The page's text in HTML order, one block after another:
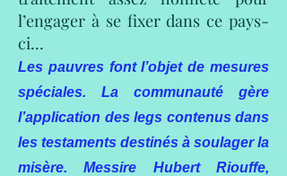
l’engager à se fixer dans ce pays-
ci…
Les pauvres font l’objet de mesures
spéciales. La communauté gère
l’application des legs contenus dans
les testaments destinés à soulager la
misère. Messire Hubert Riouffe,